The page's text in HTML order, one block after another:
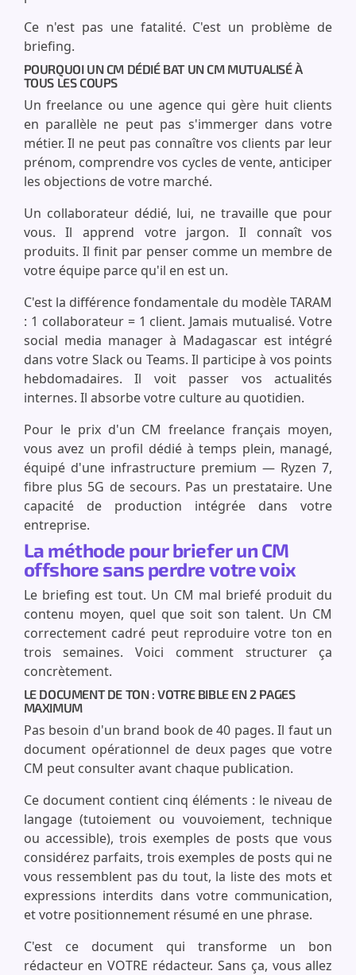
Ce n'est pas une fatalité. C'est un problème de
briefing.
POURQUOI UN CM DÉDIÉ BAT UN CM MUTUALISÉ À
TOUS LES COUPS
Un freelance ou une agence qui gère huit clients
en parallèle ne peut pas s'immerger dans votre
métier. Il ne peut pas connaître vos clients par leur
prénom, comprendre vos cycles de vente, anticiper
les objections de votre marché.
Un collaborateur dédié, lui, ne travaille que pour
vous. Il apprend votre jargon. Il connaît vos
produits. Il finit par penser comme un membre de
votre équipe parce qu'il en est un.
C'est la différence fondamentale du modèle TARAM
: 1 collaborateur = 1 client. Jamais mutualisé. Votre
social media manager à Madagascar est intégré
dans votre Slack ou Teams. Il participe à vos points
hebdomadaires. Il voit passer vos actualités
internes. Il absorbe votre culture au quotidien.
Pour le prix d'un CM freelance français moyen,
vous avez un profil dédié à temps plein, managé,
équipé d'une infrastructure premium — Ryzen 7,
fibre plus 5G de secours. Pas un prestataire. Une
capacité de production intégrée dans votre
entreprise.
La méthode pour briefer un CM
offshore sans perdre votre voix
Le briefing est tout. Un CM mal briefé produit du
contenu moyen, quel que soit son talent. Un CM
correctement cadré peut reproduire votre ton en
trois semaines. Voici comment structurer ça
concrètement.
LE DOCUMENT DE TON : VOTRE BIBLE EN 2 PAGES
MAXIMUM
Pas besoin d'un brand book de 40 pages. Il faut un
document opérationnel de deux pages que votre
CM peut consulter avant chaque publication.
Ce document contient cinq éléments : le niveau de
langage (tutoiement ou vouvoiement, technique
ou accessible), trois exemples de posts que vous
considérez parfaits, trois exemples de posts qui ne
vous ressemblent pas du tout, la liste des mots et
expressions interdits dans votre communication,
et votre positionnement résumé en une phrase.
C'est ce document qui transforme un bon
rédacteur en VOTRE rédacteur. Sans ça, vous allez